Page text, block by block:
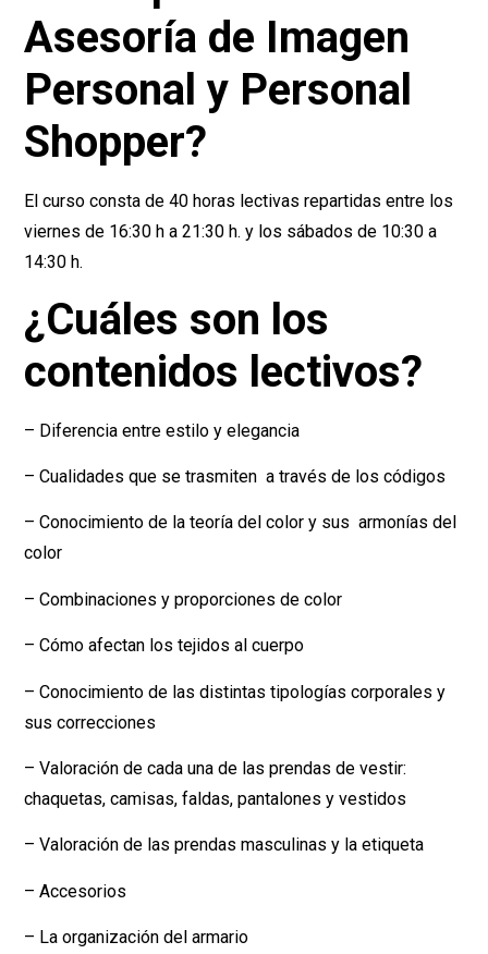
Asesoría de Imagen
Personal y Personal
Shopper?
El curso consta de 40 horas lectivas repartidas entre los
viernes de 16:30 h a 21:30 h. y los sábados de 10:30 a
14:30 h.
¿Cuáles son los
contenidos lectivos?
– Diferencia entre estilo y elegancia
– Cualidades que se trasmiten a través de los códigos
– Conocimiento de la teoría del color y sus armonías del
color
– Combinaciones y proporciones de color
– Cómo afectan los tejidos al cuerpo
– Conocimiento de las distintas tipologías corporales y
sus correcciones
– Valoración de cada una de las prendas de vestir:
chaquetas, camisas, faldas, pantalones y vestidos
– Valoración de las prendas masculinas y la etiqueta
– Accesorios
– La organización del armario